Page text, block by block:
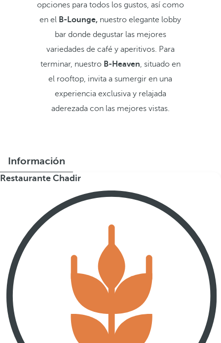
opciones para todos los gustos, así como
en el B-Lounge, nuestro elegante lobby
bar donde degustar las mejores
variedades de café y aperitivos. Para
terminar, nuestro B-Heaven, situado en
el rooftop, invita a sumergir en una
experiencia exclusiva y relajada
aderezada con las mejores vistas.
Información
Restaurante Chadir